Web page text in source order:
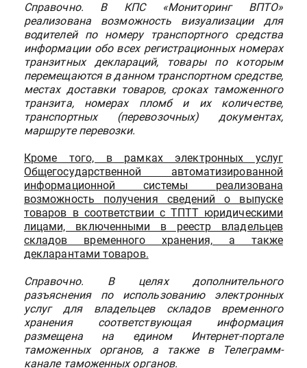
Справочно. В КПС «Мониторинг ВПТО»
реализована возможность визуализации для
водителей по номеру транспортного средства
информации обо всех регистрационных номерах
транзитных деклараций, товары по которым
перемещаются в данном транспортном средстве,
местах доставки товаров, сроках таможенного
транзита, номерах пломб и их количестве,
транспортных (перевозочных) документах,
маршруте перевозки.
Кроме того, в рамках электронных услуг
Общегосударственной автоматизированной
информационной системы реализована
возможность получения сведений о выпуске
товаров в соответствии с ТПТТ юридическими
лицами, включенными в реестр владельцев
складов временного хранения, а также
декларантами товаров.
Справочно. В целях дополнительного
разъяснения по использованию электронных
услуг для владельцев складов временного
хранения соответствующая информация
размещена на едином Интернет-портале
таможенных органов, а также в Телеграмм-
канале таможенных органов.